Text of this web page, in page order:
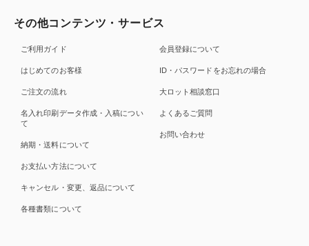
その他コンテンツ・サービス
ご利用ガイド
はじめてのお客様
ご注文の流れ
名入れ印刷データ作成・入稿につい
て
納期・送料について
お支払い方法について
キャンセル・変更、返品について
各種書類について
会員登録について
ID・パスワードをお忘れの場合
大ロット相談窓口
よくあるご質問
お問い合わせ